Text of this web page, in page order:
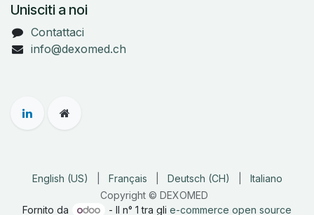
Unisciti a noi
Contattaci
info@dexomed.ch
Copyright © DEXOMED
English (US) Français Deutsch (CH) Italiano
Fornito da - Il n° 1 tra gli e-commerce open source